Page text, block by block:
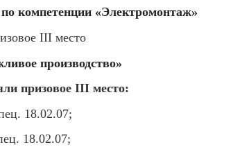
компетенции «Электромонтаж»
III место
производство»
призовое III место:
18.02.07;
18.02.07;